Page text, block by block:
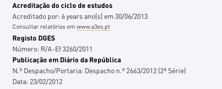
Acreditação do ciclo de estudos
Acreditado por: 6 yearsano(s) em 30/06/2013
Consultar relatórios emwww.a3es.pt
Registo DGES
Número: R/A-Ef 3260/2011
Publicação em Diário da República
N.º Despacho/Portaria: Despacho n.º 2663/2012 (2ª Série)
Data: 23/02/2012